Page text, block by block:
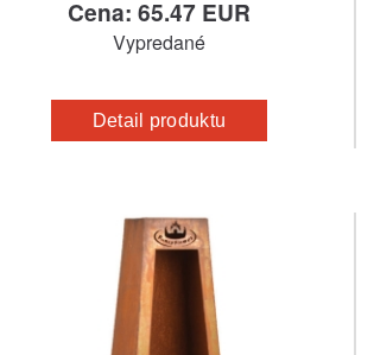
Cena: 65.47 EUR
Vypredané
Detail produktu